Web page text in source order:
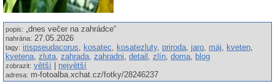
popis: „dnes večer na zahrádce“
nahrána: 27.05.2026
tagy: irispseudacorus, kosatec, kosatezluty, priroda, jaro, máj, kveten,
kvetena, zluta, zahrada, zahradni, detail , zlín, doma, blog
zobrazit: větší největší
adresa: m-fotoalba.xchat.cz/fotky/28246237